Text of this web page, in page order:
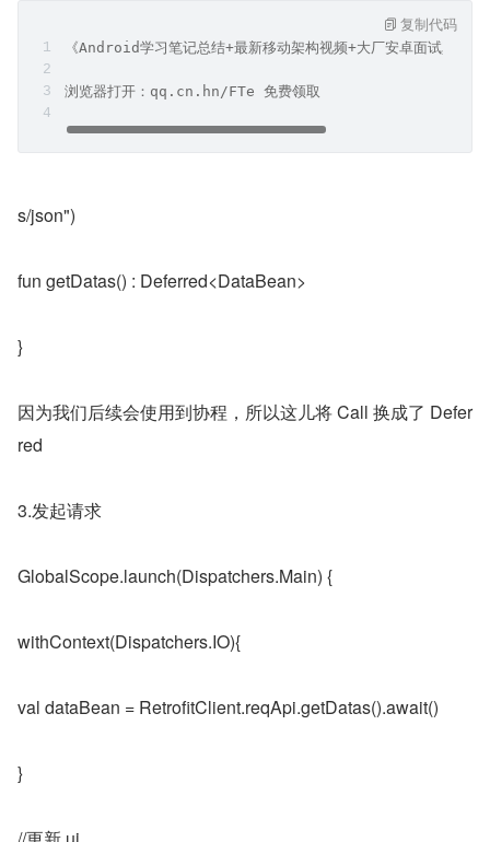
《Android学习笔记总结+最新移动架构视频+大厂安卓面试真题+
浏览器打开：qq.cn.hn/FTe 免费领取
复制代码
s/json")
fun getDatas() : Deferred<DataBean>
}
因为我们后续会使用到协程，所以这儿将 Call 换成了 Defer
red
3.发起请求
GlobalScope.launch(Dispatchers.Main) {
withContext(Dispatchers.IO){
val dataBean = RetrofitClient.reqApi.getDatas().await()
}